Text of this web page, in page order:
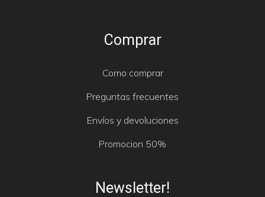
Comprar
Como comprar
Preguntas frecuentes
Envíos y devoluciones
Promocion 50%
Newsletter!